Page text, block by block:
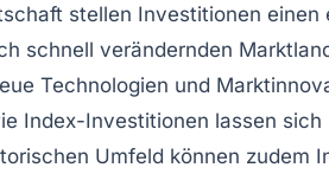
stellen Investitionen einen
schnell verändernden
Technologien und
Index-Investitionen lassen sich
Umfeld können zudem